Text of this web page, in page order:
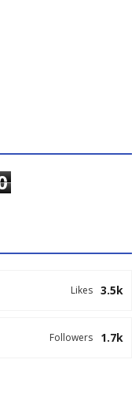
3.5k
Likes
1.7k
Followers